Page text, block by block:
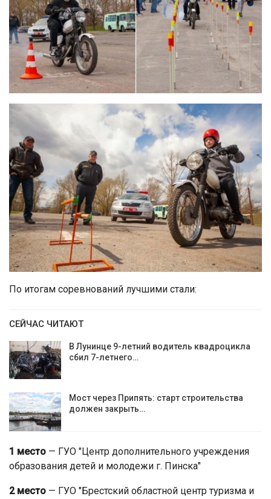
По итогам соревнований лучшими стали:
СЕЙЧАС ЧИТАЮТ
В Лунинце 9-летний водитель квадроцикла
сбил 7-летнего…
Мост через Припять: старт строительства
должен закрыть…
1 место — ГУО "Центр дополнительного учреждения
образования детей и молодежи г. Пинска"
2 место — ГУО "Брестский областной центр туризма и